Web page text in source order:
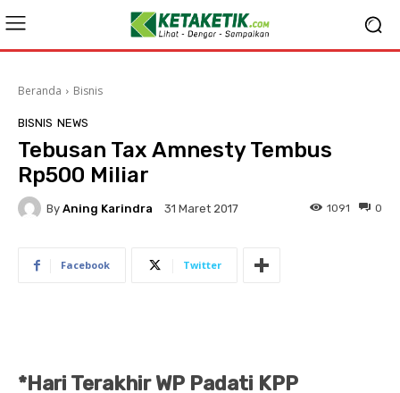
Beranda Bisnis
BISNIS NEWS
Tebusan Tax Amnesty Tembus
Rp500 Miliar
By Aning Karindra 31 Maret 2017 0
1091
Facebook Twitter
*Hari Terakhir WP Padati KPP